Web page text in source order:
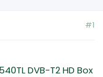
#1
DVB-T2 HD Box